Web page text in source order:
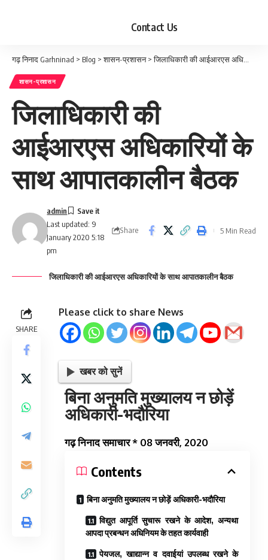
Contact Us
गढ़ निनाद Garhninad > Blog >शासन-प्रशासन>जिलाधिकारी की आईआरएस अधिकारियों के साथ आपातकालीन बैठक
शासन-प्रशासन
जिलाधिकारी की
आईआरएस अधिकारियों के
साथ आपातकालीन बैठक
Last updated: 9
January 2020 5:18
pm
admin
Share 5 Min Read
जिलाधिकारी की आईआरएस अधिकारियों के साथ आपातकालीन बैठक
SHARE
Please click to share News
खबर को सुनें
बिना अनुमति मुख्यालय न छोड़ें
अधिकारी-भदौरिया
गढ़ निनाद समाचार * 08 जनवरी, 2020
Contents
बिना अनुमति मुख्यालय न छोड़ें अधिकारी-भदौरिया
विद्युत आपूर्ति सुचारू रखने के आदेश, अन्यथा
आपदा प्रबन्धन अधिनियम के तहत कार्यवाही
पेयजल, खाद्यान्न व दवाईयां उपलब्ध रखने के